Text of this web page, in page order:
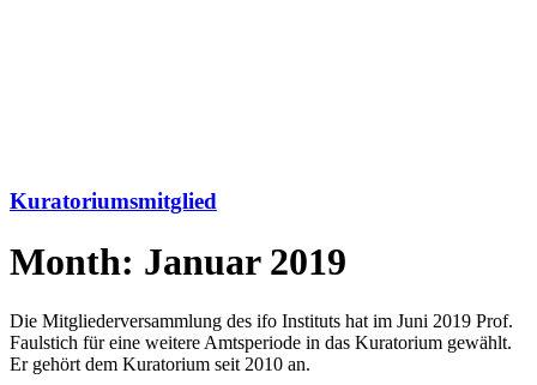
Kuratoriumsmitglied
Month: Januar 2019
Die Mitgliederversammlung des ifo Instituts hat im Juni 2019 Prof.
Faulstich für eine weitere Amtsperiode in das Kuratorium gewählt.
Er gehört dem Kuratorium seit 2010 an.